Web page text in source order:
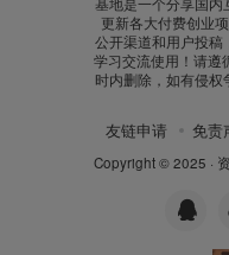
更新各大付费创业
公开渠道和用户投稿
学习交流使用！请遵
时内删除，如有侵
友链申请 免责
Copyright © 2025 ·